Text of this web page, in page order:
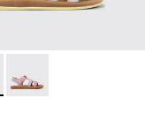
K800617-004 -
Bicho - K800617-